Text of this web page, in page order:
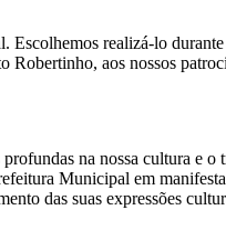
realizá-lo
aos nossos
na nossa cultura e o
Municipal em
das suas expressões